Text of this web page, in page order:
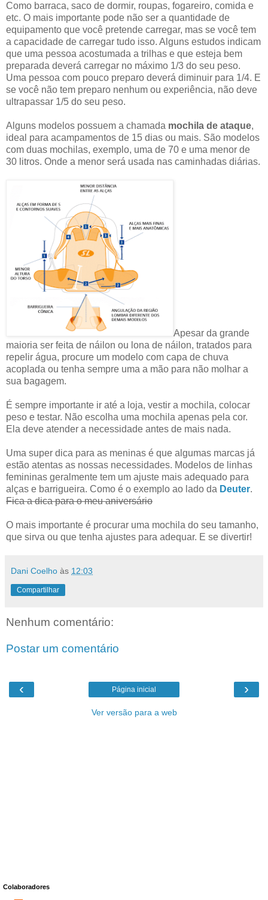
Como barraca, saco de dormir, roupas, fogareiro, comida e
etc. O mais importante pode não ser a quantidade de
equipamento que você pretende carregar, mas se você tem
a capacidade de carregar tudo isso. Alguns estudos indicam
que uma pessoa acostumada a trilhas e que esteja bem
preparada deverá carregar no máximo 1/3 do seu peso.
Uma pessoa com pouco preparo deverá diminuir para 1/4. E
se você não tem preparo nenhum ou experiência, não deve
ultrapassar 1/5 do seu peso.
Alguns modelos possuem a chamada mochila de ataque,
ideal para acampamentos de 15 dias ou mais. São modelos
com duas mochilas, exemplo, uma de 70 e uma menor de
30 litros. Onde a menor será usada nas caminhadas diárias.
Apesar da grande
maioria ser feita de náilon ou lona de náilon, tratados para
repelir água, procure um modelo com capa de chuva
acoplada ou tenha sempre uma a mão para não molhar a
sua bagagem.
É sempre importante ir até a loja, vestir a mochila, colocar
peso e testar. Não escolha uma mochila apenas pela cor.
Ela deve atender a necessidade antes de mais nada.
Uma super dica para as meninas é que algumas marcas já
estão atentas as nossas necessidades. Modelos de linhas
femininas geralmente tem um ajuste mais adequado para
alças e barrigueira. Como é o exemplo ao lado da Deuter.
Fica a dica para o meu aniversário
O mais importante é procurar uma mochila do seu tamanho,
que sirva ou que tenha ajustes para adequar. E se divertir!
Dani Coelho às 12:03
Compartilhar
Nenhum comentário:
Postar um comentário
‹ ›
Página inicial
Ver versão para a web
Colaboradores